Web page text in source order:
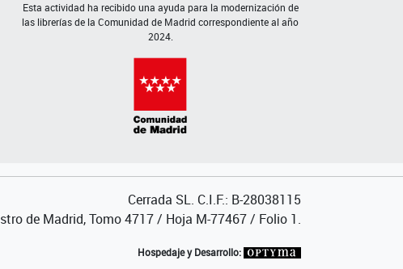
Esta actividad ha recibido una ayuda para la modernización de
las librerías de la Comunidad de Madrid correspondiente al año
2024.
Cerrada SL. C.I.F.: B-28038115
de Madrid, Tomo 4717 / Hoja M-77467 / Folio 1.
Hospedaje y Desarrollo: